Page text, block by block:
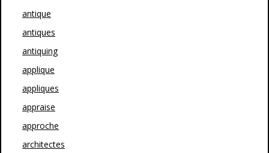
antique
antiques
antiquing
applique
appliques
appraise
approche
architectes